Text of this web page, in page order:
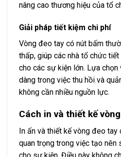
nâng cao thương hiệu của tổ
Giải pháp tiết kiệm chi phí
Vòng đeo tay có nút bấm
thấp, giúp các nhà tổ chức
cho các sự kiện lớn. Lựa
dàng trong việc thu hồi và
không cần nhiều nguồn lực.
Cách in và thiết kế
In ấn và thiết kế vòng đeo
quan trọng trong việc tạo nên
cho sự kiện. Điều này không